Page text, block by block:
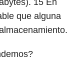
15 En
que alguna